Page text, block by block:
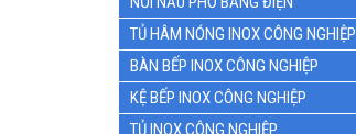
TỦ HÂM NÓNG INOX CÔNG NGHIỆP
BÀN BẾP INOX CÔNG NGHIỆP
KỆ BẾP INOX CÔNG NGHIỆP
TỦ INOX CÔNG NGHIỆP